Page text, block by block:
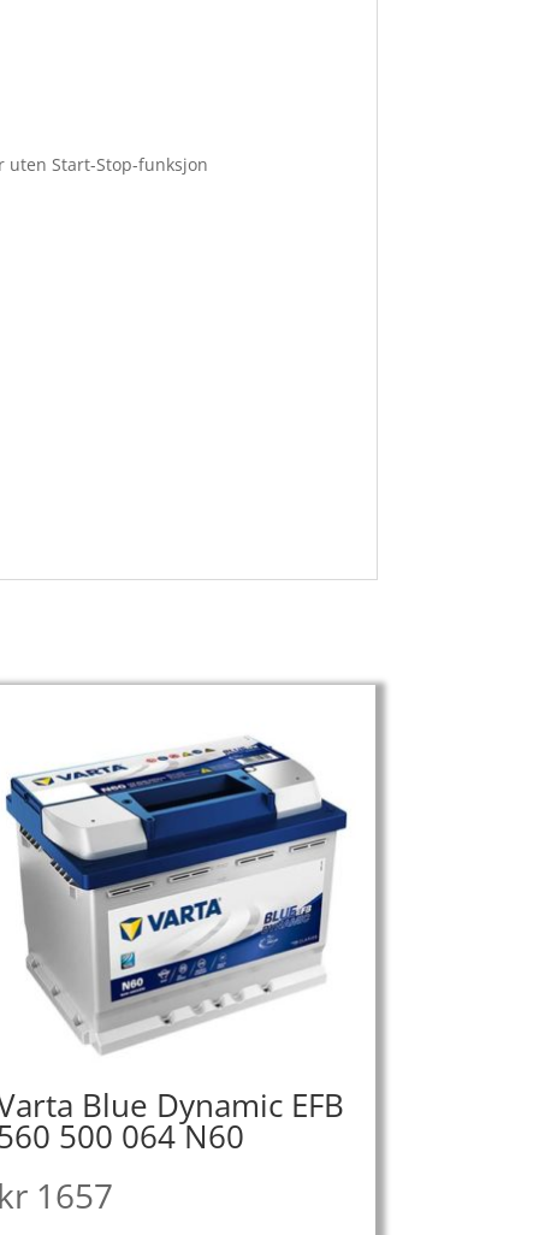
uten Start-Stop-funksjon
Blue Dynamic EFB
500 064 N60
kr 1657